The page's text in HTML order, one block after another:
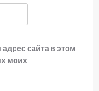
сайта в этом
моих